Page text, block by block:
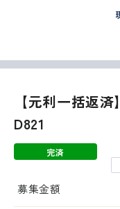
完済
【元利一括返
D821
募集金額